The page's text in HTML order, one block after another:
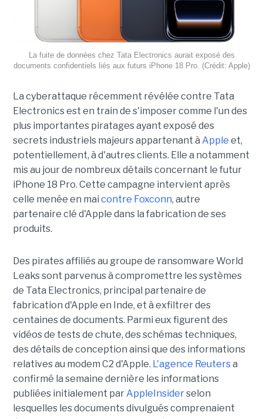
La fuite de données chez Tata Electronics aurait exposé des
documents confidentiels liés aux futurs iPhone 18 Pro. (Crédit: Apple)
La cyberattaque récemment révélée contre Tata
Electronics est en train de s'imposer comme l'un des
plus importantes piratages ayant exposé des
secrets industriels majeurs appartenant à Apple et,
potentiellement, à d'autres clients. Elle a notamment
mis au jour de nombreux détails concernant le futur
iPhone 18 Pro. Cette campagne intervient après
celle menée en mai contre Foxconn, autre
partenaire clé d'Apple dans la fabrication de ses
produits.
Des pirates affiliés au groupe de ransomware World
Leaks sont parvenus à compromettre les systèmes
de Tata Electronics, principal partenaire de
fabrication d'Apple en Inde, et à exfiltrer des
centaines de documents. Parmi eux figurent des
vidéos de tests de chute, des schémas techniques,
des détails de conception ainsi que des informations
relatives au modem C2 d'Apple. L'agence Reutersa
confirmé la semaine dernière les informations
publiées initialement parAppleInsiderselon
lesquelles les documents divulgués comprenaient